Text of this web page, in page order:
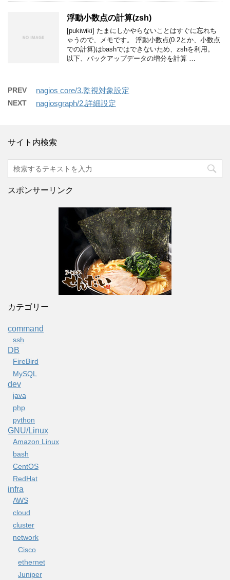
浮動小数点の計算(zsh)
[pukiwiki] たまにしかやらないことはすぐに忘れち
ゃうので、メモです。 浮動小数点(0.2とか、小数点
での計算)はbashではできないため、zshを利用。
以下、バックアップデータの増分を計算 …
PREV nagios core​/3.監視対象設定
NEXT nagiosgraph​/2.詳細設定
サイト内検索
スポンサーリンク
カテゴリー
command
ssh
DB
FireBird
MySQL
dev
java
php
python
GNU/Linux
Amazon Linux
bash
CentOS
RedHat
infra
AWS
cloud
cluster
network
Cisco
ethernet
Juniper